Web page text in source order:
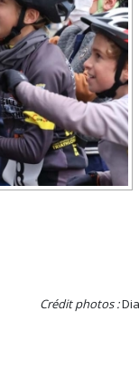
Crédit photos :